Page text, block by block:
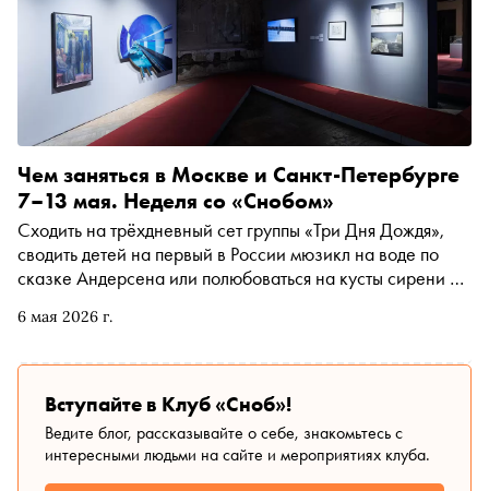
6 мая 2026 г.
Чем заняться в Москве и Санкт-Петербурге
7–13 мая. Неделя со «Снобом»
Сходить на трёхдневный сет группы «Три Дня Дождя»,
сводить детей на первый в России мюзикл на воде по
сказке Андерсена или полюбоваться на кусты сирени на
заняться и куда сходить на ближайшей неделе
Вступайте в Клуб «Сноб»!
Ведите блог, рассказывайте о себе, знакомьтесь с
интересными людьми на сайте и мероприятиях клуба.